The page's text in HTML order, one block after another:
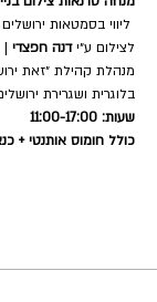
ליווי בסמטאות
לצילום ע״י דנה חפצדי |
בלוגרית ושגרירת
שעות: 11:00-17:00
כולל חומוס אותנטי +